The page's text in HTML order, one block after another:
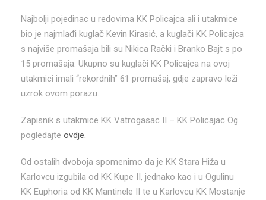
Najbolji pojedinac u redovima KK Policajca ali i utakmice
bio je najmlađi kuglač Kevin Kirasić, a kuglači KK Policajca
s najviše promašaja bili su Nikica Rački i Branko Bajt s po
15 promašaja. Ukupno su kuglači KK Policajca na ovoj
utakmici imali “rekordnih” 61 promašaj, gdje zapravo leži
uzrok ovom porazu.
Zapisnik s utakmice KK Vatrogasac II – KK Policajac Og
pogledajte ovdje.
Od ostalih dvoboja spomenimo da je KK Stara Hiža u
Karlovcu izgubila od KK Kupe II, jednako kao i u Ogulinu
KK Euphoria od KK Mantinele II te u Karlovcu KK Mostanje